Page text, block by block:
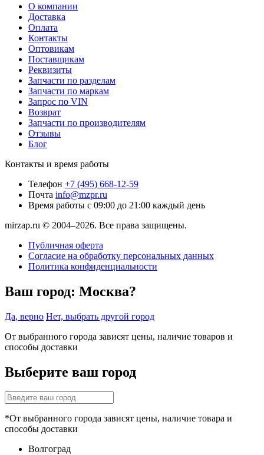
О компании
Доставка
Оплата
Контакты
Оптовикам
Поставщикам
Реквизиты
Запчасти по разделам
Запчасти по маркам
Запрос по VIN
Возврат
Запчасти по производителям
Отзывы
Блог
Контакты и время работы
Телефон +7 (495) 668-12-59
Почта info@mzpr.ru
Время работы с 09:00 до 21:00 каждый день
mirzap.ru © 2004–2026. Все права защищены.
Публичная оферта
Согласие на обработку персональных данных
Политика конфиденциальности
Ваш город: Москва?
Да, верно Нет, выбрать другой город
От выбранного города зависят цены, наличие товаров и
способы доставки
Выберите ваш город
*От выбранного города зависят цены, наличие товара и
способы доставки
Волгоград